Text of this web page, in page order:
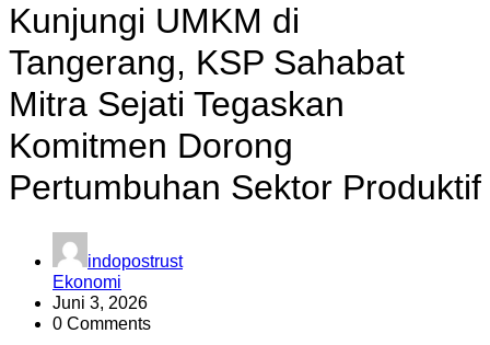
Kunjungi UMKM di
Tangerang, KSP Sahabat
Mitra Sejati Tegaskan
Komitmen Dorong
Pertumbuhan Sektor Produktif
indopostrust
Ekonomi
Juni 3, 2026
0 Comments